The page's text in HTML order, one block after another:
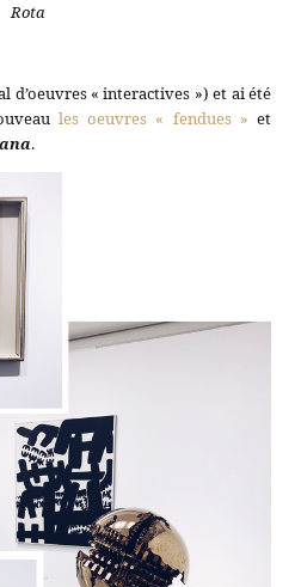
Rota
d’oeuvres « interactives ») et ai été
les oeuvres « fendues » et
.